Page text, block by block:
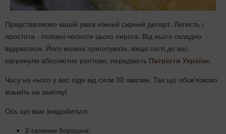
Представляємо вашій увазі ніжний сирний десерт. Легкість і
простота - головні чесноти цього пирога. Від нього складно
відірватися. Його можна приготувати, якщо гості до вас
нагрянули абсолютно раптово, передають Патріоти України.
Часу на нього у вас піде від сили 30 хвилин. Так що обов’язково
візьміть на замітку!
Ось що вам знадобиться:
2 склянки борошна;